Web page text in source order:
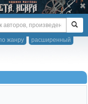
расширенный
жанру